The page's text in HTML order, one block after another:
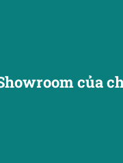
của